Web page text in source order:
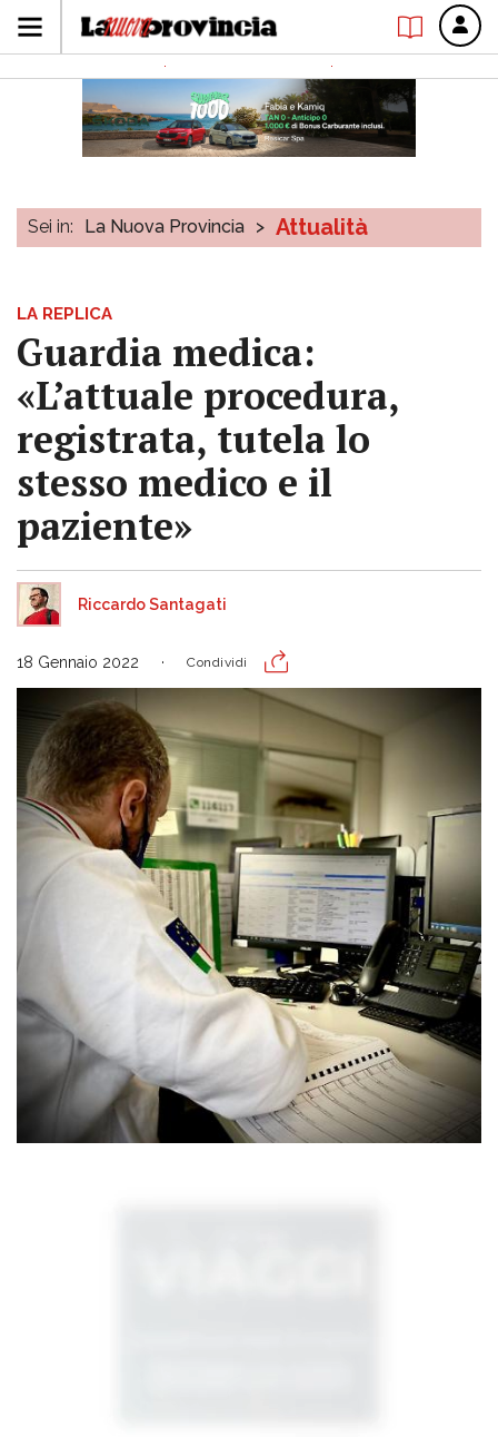
Sei in: La Nuova Provincia > Attualità
LA REPLICA
Guardia medica:
«L’attuale procedura,
registrata, tutela lo
stesso medico e il
paziente»
Riccardo Santagati
18 Gennaio 2022 Condividi